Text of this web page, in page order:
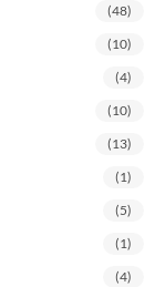
(48)
(10)
(4)
(10)
(13)
(1)
(5)
(1)
(4)